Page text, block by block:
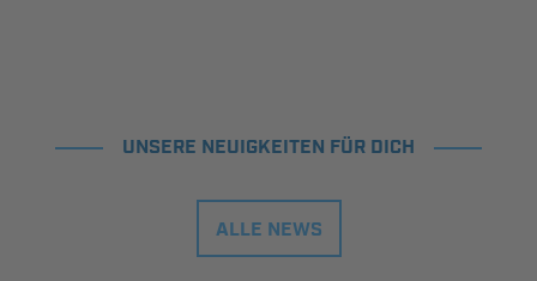
UNSERE NEUIGKEITEN FÜR DICH
ALLE NEWS